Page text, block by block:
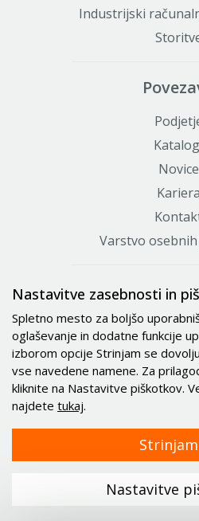
Industrijski
Novice
Kariera
Varstvo
© 2021 - 2026 Minitec d.o.o..
izdelava spletne
Nastavitve zasebnosti in
Spletno mesto za boljšo
oglaševanje in dodatne funkcije
izborom opcije Strinjam se
vse navedene namene. Za
kliknite na Nastavitve piškotkov.
najdete tukaj.
Nastavitve